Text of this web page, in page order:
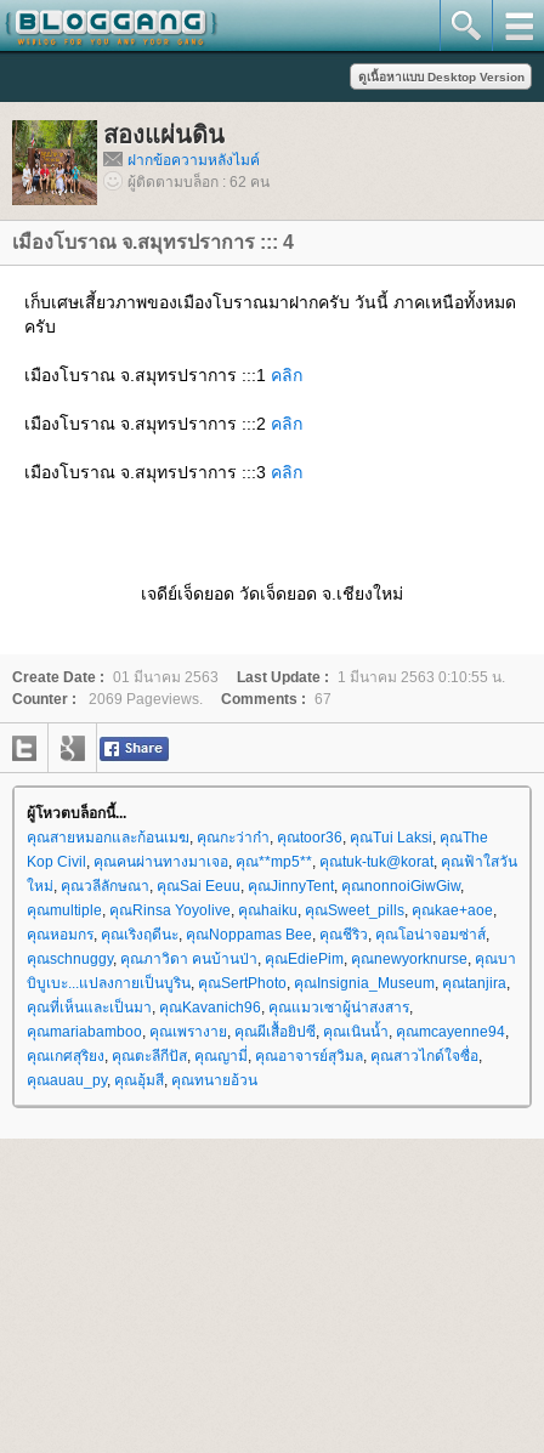
สองแผ่นดิน
ฝากข้อความหลังไมค์
ผู้ติดตามบล็อก : 62 คน
เมืองโบราณ จ.สมุทรปราการ ::: 4
เก็บเศษเสี้ยวภาพของเมืองโบราณมาฝากครับ วันนี้ ภาคเหนือทั้งหมด
ครับ
เมืองโบราณ จ.สมุทรปราการ :::1 คลิก
เมืองโบราณ จ.สมุทรปราการ :::2 คลิก
เมืองโบราณ จ.สมุทรปราการ :::3 คลิก
เจดีย์เจ็ดยอด วัดเจ็ดยอด จ.เชียงใหม่
Create Date : 01 มีนาคม 2563 Last Update :
1 มีนาคม 2563 0:10:55 น.
Counter :
2069 Pageviews. Comments : 67
ผู้โหวตบล็อกนี้...
คุณสายหมอกและก้อนเมฆ, คุณกะว่าก๋า, คุณtoor36, คุณTui Laksi, คุณThe
Kop Civil , คุณคนผ่านทางมาเจอ, คุณ**mp5**, คุณtuk-tuk@korat, คุณฟ้าใสวัน
หม่, คุณวลีลักษณา, คุณSai Eeuu, คุณJinnyTent, คุณnonnoiGiwGiw,
คุณmultiple, คุณRinsa Yoyolive, คุณhaiku, คุณSweet_pills, คุณkae+aoe,
คุณหอมกร, คุณเริงฤดีนะ, คุณNoppamas Bee, คุณชีริว, คุณโอน่าจอมซ่าส์,
คุณschnuggy, คุณภาวิดา คนบ้านป่า, คุณEdiePim, คุณnewyorknurse, คุณบา
บิบูเบะ...แปลงกายเป็นบูริน, คุณSertPhoto, คุณInsignia_Museum, คุณtanjira,
คุณที่เห็นและเป็นมา, คุณKavanich96, คุณแมวเซาผู้น่าสงสาร,
คุณmariabamboo, คุณเพรางา, คุณผีเสื้อยิปซี, คุณเนินน้ำ, คุณmcayenne94,
คุณเกศสุริยง, คุณตะลีกีปัส, คุณญามี่, คุณอาจารย์สุวิมล, คุณสาวไกด์ใจซื่อ,
คุณauau_py, คุณอุ้มสี, คุณทนายอ้วน